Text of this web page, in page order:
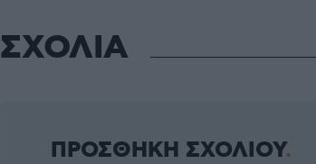
ΣΧΟΛΙΑ
ΠΡΟΣΘΗΚΗ ΣΧΟΛΙΟΥ